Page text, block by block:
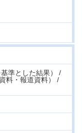
準とした結果） /
料・報道資料） /